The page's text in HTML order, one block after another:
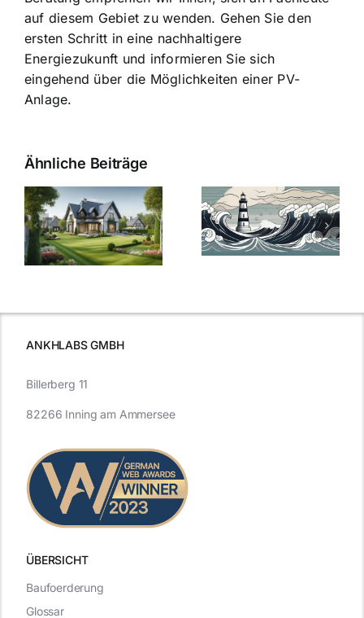
auf diesem Gebiet zu wenden. Gehen Sie den
ersten Schritt in eine nachhaltigere
Energiezukunft und informieren Sie sich
eingehend über die Möglichkeiten einer PV-
Anlage.
Ähnliche Beiträge
Bauzinsen im
Sturm: Die
aktuelle
Entwicklung
Die Evolution
der
Bauzinsen: Ein
Blick in die
ANKHLABS GMBH
ÜBERSICHT
Billerberg 11
82266 Inning am Ammersee
Baufoerderung
Glossar